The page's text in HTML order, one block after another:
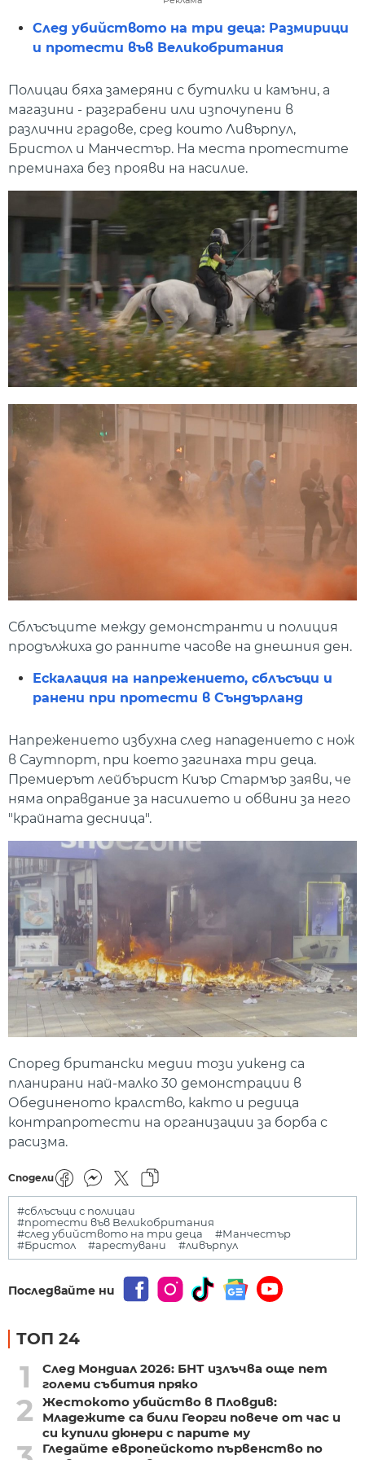
След убийството на три деца: Размирици
и протести във Великобритания
Полицаи бяха замеряни с бутилки и камъни, а
магазини - разграбени или изпочупени в
различни градове, сред които Ливърпул,
Бристол и Манчестър. На места протестите
преминаха без прояви на насилие.
Сблъсъците между демонстранти и полиция
продължиха до ранните часове на днешния ден.
Ескалация на напрежението, сблъсъци и
ранени при протести в Съндърланд
Напрежението избухна след нападението с нож
в Саутпорт, при което загинаха три деца.
Премиерът лейбърист Киър Стармър заяви, че
няма оправдание за насилието и обвини за него
"крайната десница".
Според британски медии този уикенд са
планирани най-малко 30 демонстрации в
Обединеното кралство, както и редица
контрапротести на организации за борба с
расизма.
Сподели
#сблъсъци с полицаи
#протести във Великобритания
#след убийството на три деца
#Манчестър
#Бристол
#арестувани #ливърпул
Последвайте ни
ТОП 24
1
След Мондиал 2026: БНТ излъчва още пет
големи събития пряко
2
Жестокото убийство в Пловдив:
Младежите са били Георги повече от час и
си купили дюнери с парите му
Гледайте европейското първенство по